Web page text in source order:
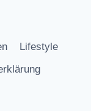
Lifestyle